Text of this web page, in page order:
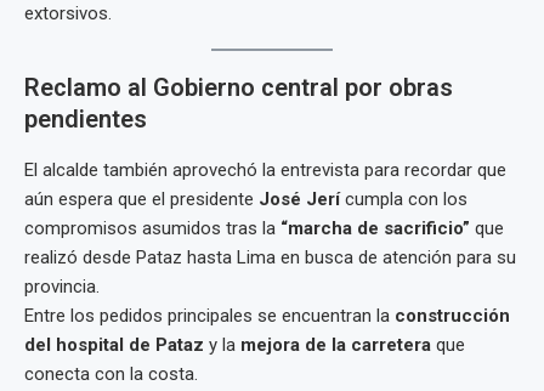
extorsivos.
Reclamo al Gobierno central por obras
pendientes
El alcalde también aprovechó la entrevista para recordar que
aún espera que el presidente José Jerícumpla con los
compromisos asumidos tras la “marcha de sacrificio” que
realizó desde Pataz hasta Lima en busca de atención para su
provincia.
Entre los pedidos principales se encuentran la construcción
del hospital de Pataz y la mejora de la carretera que
conecta con la costa.